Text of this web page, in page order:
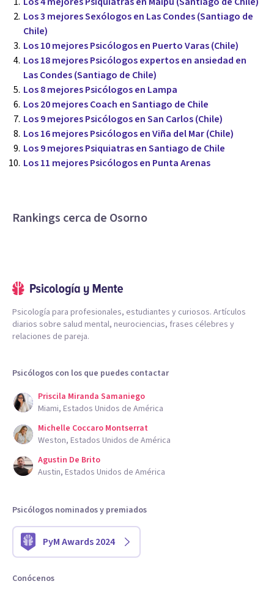
Los 3 mejores Sexólogos en Las Condes (Santiago de
Chile)
Los 10 mejores Psicólogos en Puerto Varas (Chile)
Los 18 mejores Psicólogos expertos en ansiedad en
Las Condes (Santiago de Chile)
Los 8 mejores Psicólogos en Lampa
Los 20 mejores Coach en Santiago de Chile
Los 9 mejores Psicólogos en San Carlos (Chile)
Los 16 mejores Psicólogos en Viña del Mar (Chile)
Los 9 mejores Psiquiatras en Santiago de Chile
Los 11 mejores Psicólogos en Punta Arenas
Rankings cerca de Osorno
Psicología para profesionales, estudiantes y curiosos. Artículos
diarios sobre salud mental, neurociencias, frases célebres y
relaciones de pareja.
Psicólogos con los que puedes contactar
Priscila Miranda Samaniego
Miami, Estados Unidos de América
Michelle Coccaro Montserrat
Weston, Estados Unidos de América
Agustin De Brito
Austin, Estados Unidos de América
Psicólogos nominados y premiados
PyM Awards 2024
Conócenos